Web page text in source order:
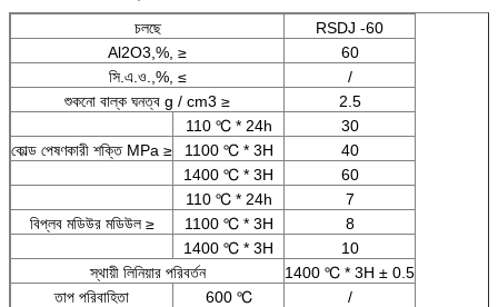
চলছে
RSDJ -60
Al2O3,%, ≥
60
সি.এ.ও.,%, ≤
/
শুকনো বাল্ক ঘনত্ব g / cm3 ≥
2.5
110 ℃ * 24h
30
কোল্ড পেষণকারী শক্তি MPa ≥
1100 ℃ * 3H
40
1400 ℃ * 3H
60
110 ℃ * 24h
7
বিপ্লব মডিউর মডিউল ≥
1100 ℃ * 3H
8
1400 ℃ * 3H
10
স্থায়ী লিনিয়ার পরিবর্তন
1400 ℃ * 3H ± 0.5
তাপ পরিবাহিতা
600 ℃
/